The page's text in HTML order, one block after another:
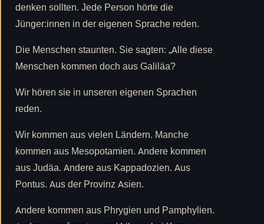
denken sollten. Jede Person hörte die
Jünger:innen in der eigenen Sprache reden.
Die Menschen staunten. Sie sagten: „Alle diese
Menschen kommen doch aus Galiläa?
Wir hören sie in unseren eigenen Sprachen
reden.
Wir kommen aus vielen Ländern. Manche
kommen aus Mesopotamien. Andere kommen
aus Judäa. Andere aus Kappadozien. Aus
Pontus. Aus der Provinz Asien.
Andere kommen aus Phrygien und Pamphylien.